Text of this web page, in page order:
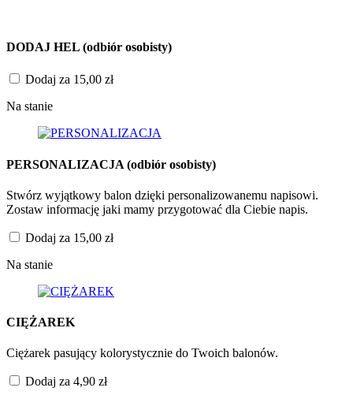
DODAJ HEL (odbiór osobisty)
Dodaj za 15,00 zł
Na stanie
PERSONALIZACJA (odbiór osobisty)
Stwórz wyjątkowy balon dzięki personalizowanemu napisowi.
Zostaw informację jaki mamy przygotować dla Ciebie napis.
Dodaj za 15,00 zł
Na stanie
CIĘŻAREK
Ciężarek pasujący kolorystycznie do Twoich balonów.
Dodaj za 4,90 zł